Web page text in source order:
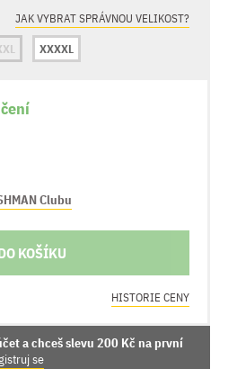
JAK VYBRAT SPRÁVNOU VELIKOST?
XXXXL
Clubu
KOŠÍKU
HISTORIE CENY
a chceš slevu 200 Kč na první
se